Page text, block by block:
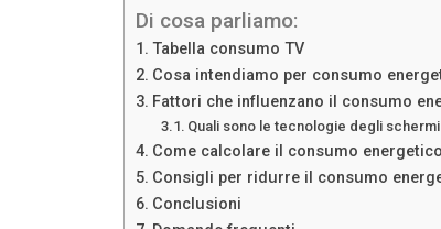
Di cosa parliamo:
Tabella consumo TV
Cosa intendiamo per consumo
Fattori che influenzano il consumo
Quali sono le tecnologie degli
Come calcolare il consumo
Consigli per ridurre il consumo
Conclusioni